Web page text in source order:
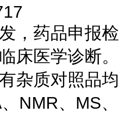
，药品申报检
床医学诊断。
杂质对照品均
NMR、MS、